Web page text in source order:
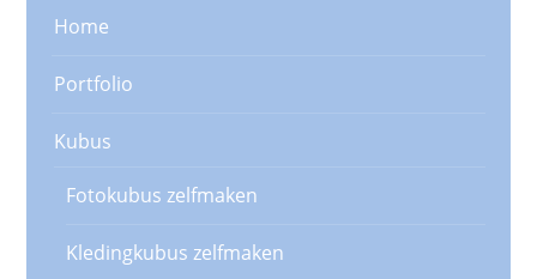
Home
Portfolio
Kubus
Fotokubus zelfmaken
Kledingkubus zelfmaken